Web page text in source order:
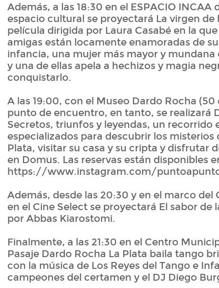
Además, a las 18:30 en el ESPACIO INCAA
espacio cultural se proyectará La virgen de
película dirigida por Laura Casabé en la
amigas están locamente enamoradas de
infancia, una mujer más mayor y mundana
y una de ellas apela a hechizos y magia
conquistarlo.
A las 19:00, con el Museo Dardo Rocha (50
punto de encuentro, en tanto, se realizará
Secretos, triunfos y leyendas, un recorrido
especializados para descubrir los misterios
Plata, visitar su casa y su cripta y disfrutar
en Domus. Las reservas están disponibles
https://www.instagram.com/
Además, desde las 20:30 y en el marco del
en el Cine Select se proyectará El sabor de
por Abbas Kiarostomi.
Finalmente, a las 21:30 en el Centro
Pasaje Dardo Rocha La Plata baila tango
con la música de Los Reyes del Tango e
campeones del certamen y el DJ Diego